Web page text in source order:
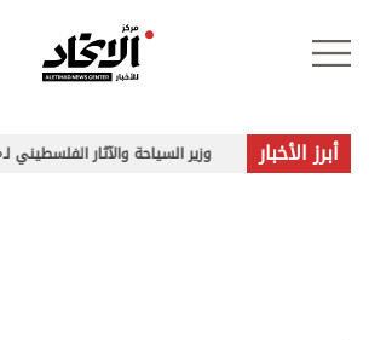
أبرز الأخباروزير السياحة والآثار الفلسطيني لـ«الاتحاد»: 260 موقعاً أثرياً في غزة تعرضت للضرر